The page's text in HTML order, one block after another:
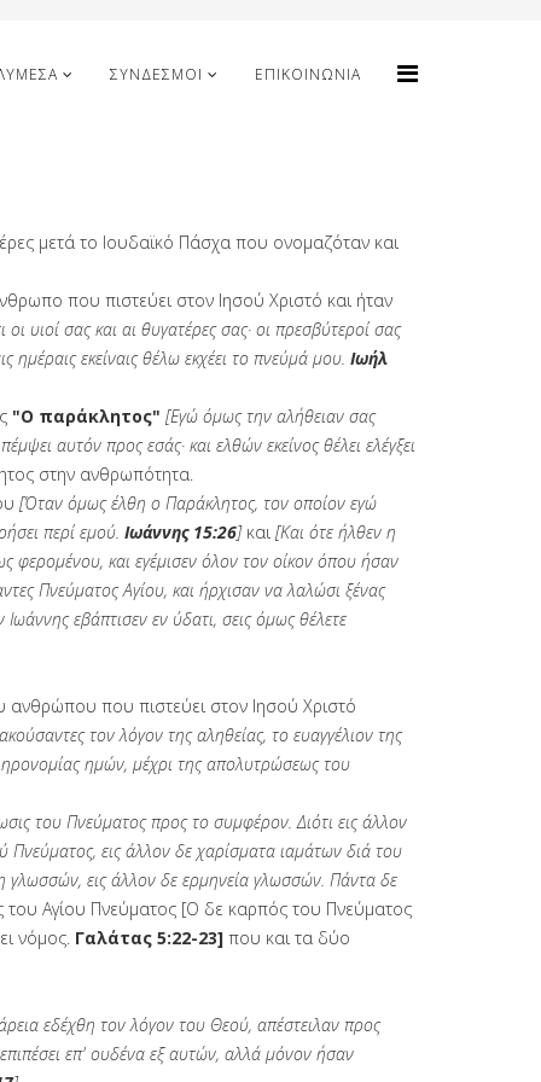
ΣΎΝΔΕΣΜΟΙ ΕΠΙΚΟΙΝΩΝΊΑ
μετά το Ιουδαϊκό Πάσχα που ονομαζόταν και
που πιστεύει στον Ιησού Χριστό και ήταν
υιοί σας και αι θυγατέρες σας· οι πρεσβύτεροί σας
ημέραις εκείναις θέλω εκχέει το πνεύμά μου. Ιωήλ
"Ο παράκλητος" [Εγώ όμως την αλήθειαν σας
αυτόν προς εσάς· και ελθών εκείνος θέλει ελέγξει
στην ανθρωπότητα.
[Όταν όμως έλθη ο Παράκλητος, τον οποίον εγώ
περί εμού. Ιωάννης 15:26] και [Και ότε ήλθεν η
φερομένου, και εγέμισεν όλον τον οίκον όπου ήσαν
Πνεύματος Αγίου, και ήρχισαν να λαλώσι ξένας
Ιωάννης εβάπτισεν εν ύδατι, σεις όμως θέλετε
ανθρώπου που πιστεύει στον Ιησού Χριστό
τον λόγον της αληθείας, το ευαγγέλιον της
ημών, μέχρι της απολυτρώσεως του
του Πνεύματος προς το συμφέρον. Διότι εις άλλον
Πνεύματος, εις άλλον δε χαρίσματα ιαμάτων διά του
γλωσσών, εις άλλον δε ερμηνεία γλωσσών. Πάντα δε
του Αγίου Πνεύματος [Ο δε καρπός του Πνεύματος
νόμος. Γαλάτας 5:22-23] που και τα δύο
εδέχθη τον λόγον του Θεού, απέστειλαν προς
επ' ουδένα εξ αυτών, αλλά μόνον ήσαν